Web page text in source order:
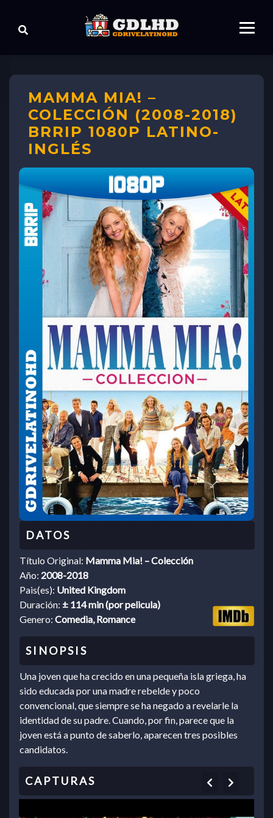
MAMMA MIA! –
COLECCIÓN (2008-2018)
BRRIP 1080P LATINO-
INGLÉS
Título Original: Mamma Mia! – Colección
Año: 2008-2018
Pais(es): United Kingdom
Duración: ± 114 min (por pelicula)
Genero: Comedia, Romance
Una joven que ha crecido en una pequeña isla griega, ha
sido educada por una madre rebelde y poco
convencional, que siempre se ha negado a revelarle la
identidad de su padre. Cuando, por fin, parece que la
joven está a punto de saberlo, aparecen tres posibles
candidatos.
Previous